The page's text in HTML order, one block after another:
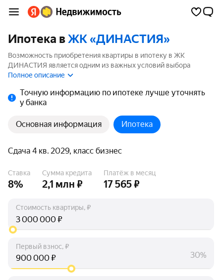
Ипотека вЖК «ДИНАСТИЯ»
Возможность приобретения квартиры в ипотеку в ЖК
ДИНАСТИЯ является одним из важных условий выбора
квартиры. На странице мы собрали программы кредитования
Полное описание
Точную информацию по ипотеке лучше уточнять
у банка
Основная информация Ипотека
Сдача 4 кв. 2029, класс бизнес
Ставка
8%
Сумма кредита
2,1 млн ₽
Платёж в месяц
17 565 ₽
Стоимость квартиры, ₽
₽
Первый взнос, ₽
₽ 30%